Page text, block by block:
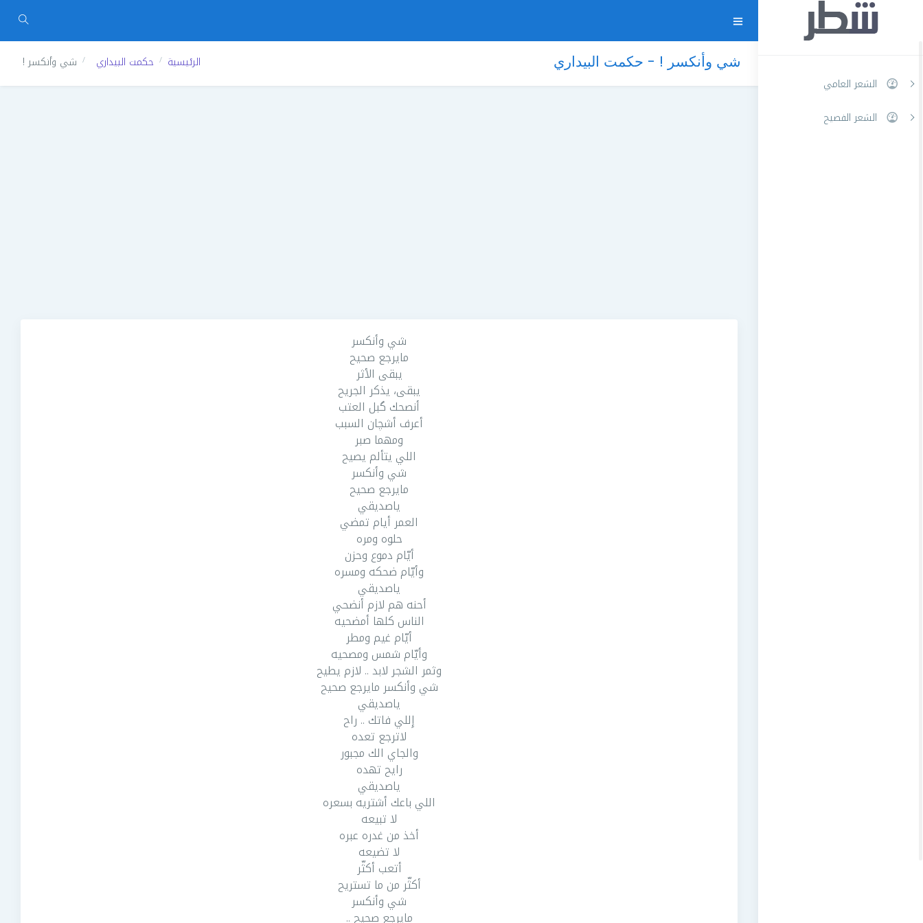
الشعر العامي
الشعر الفصيح
شي وأنكسر ! - حكمت البيداري الرئيسية حكمت البيداري شي وأنكسر !
شي وأنكسر
مايرجع صحيح
يبقى الأثر
يبقى، يذكر الجريح
أنصحك گبل العتب
أعرف أشچان السبب
ومهما صبر
اللي يتألم يصيح
شي وأنكسر
مايرجع صحيح
ياصديقي
العمر أيام تمضي
حلوه ومره
أيّام دموع وحزن
وأيّام ضحكه ومسره
ياصديقي
أحنه هم لازم أنضحي
الناس كلها أمضحيه
أيّام غيم ومطر
وأيّام شمس ومصحيه
وثمر الشجر لابد .. لازم يطيح
شي وأنكسر مايرجع صحيح
ياصديقي
إِللي فاتك .. راح
لاترجع تعده
والجاي الك مجبور
رايح تهده
ياصديقي
اللي باعك أشتريه بسعره
لا تبيعه
أخذ من غدره عبره
لا تضيعه
أتعب أكثّر
أكثّر من ما تستريح
شي وأنكسر
مايرجع صحيح ..